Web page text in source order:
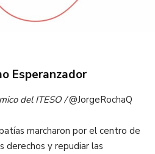
Esperanzador
del ITESO /@JorgeRochaQ
marcharon por el centro de
derechos y repudiar las